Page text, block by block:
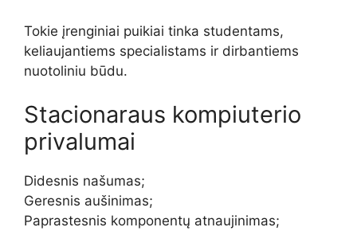
Tokie įrenginiai puikiai tinka studentams,
keliaujantiems specialistams ir dirbantiems
nuotoliniu būdu.
Stacionaraus kompiuterio
privalumai
Didesnis našumas;
Geresnis aušinimas;
Paprastesnis komponentų atnaujinimas;